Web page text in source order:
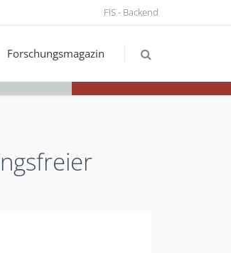
FIS - Backend
Forschungsmagazin